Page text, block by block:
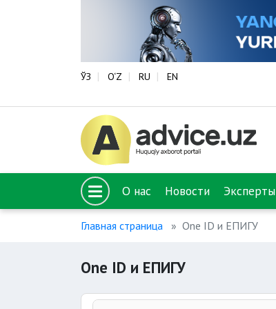
ЎЗ O‘Z RU EN
О нас Новости Эксперты
Главная страница One ID и ЕПИГУ
One ID и ЕПИГУ